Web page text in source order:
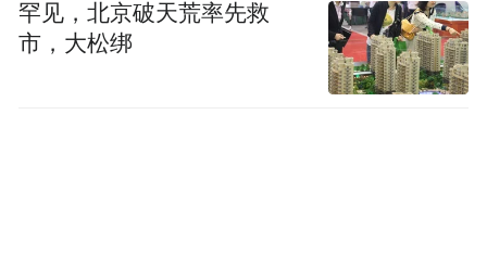
罕见，北京破天荒率先救
市，大松绑